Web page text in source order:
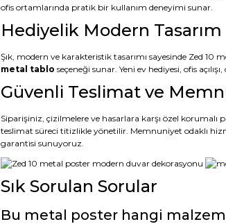
ofis ortamlarında pratik bir kullanım deneyimi sunar.
Hediyelik Modern
Şık, modern ve karakteristik tasarımı sayesinde Zed
metal tablo seçeneği sunar. Yeni ev hediyesi, ofis
Güvenli Teslimat ve
Siparişiniz, çizilmelere ve hasarlara karşı özel korumalı
teslimat süreci titizlikle yönetilir. Memnuniyet odaklı
garantisi sunuyoruz.
Sık Sorulan Sorular
Bu metal poster hangi